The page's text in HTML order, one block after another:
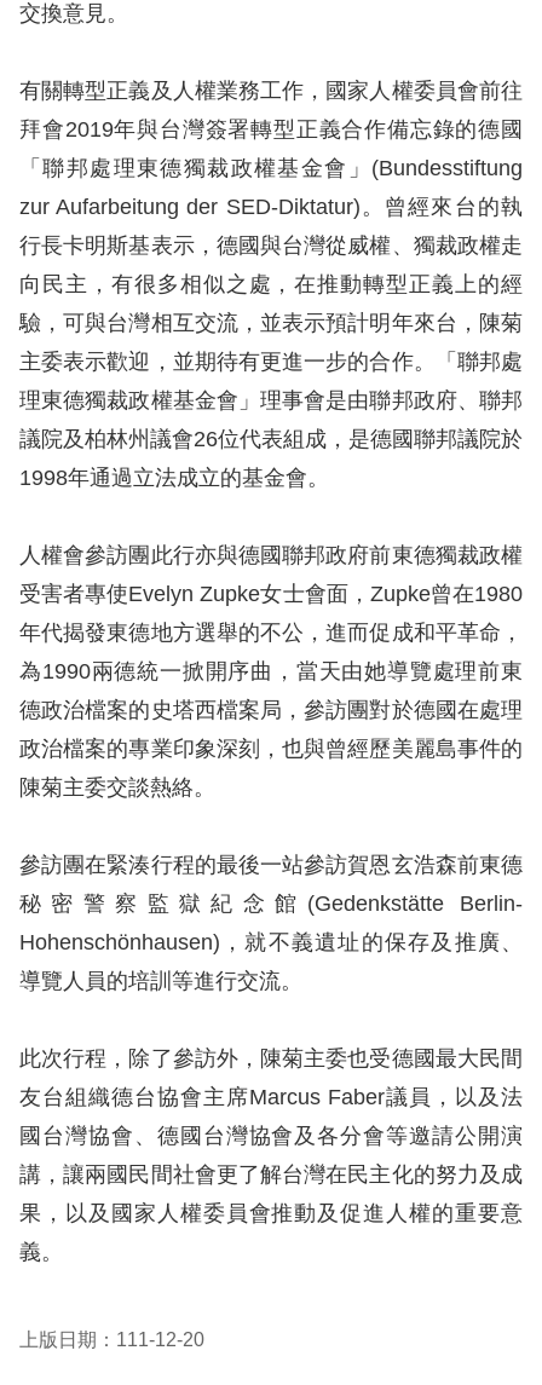
網
安
全
政
策
隱
私
權
護
政
策
政
府
網
站
料
開
放
宣
無
障
礙
網
頁
交換意見。
有關轉型正義及人權業務工作，國家人權委員會前往
拜會2019年與台灣簽署轉型正義合作備忘錄的德國
「聯邦處理東德獨裁政權基金會」(Bundesstiftung
zur Aufarbeitung der SED-Diktatur)。曾經來台的執
行長卡明斯基表示，德國與台灣從威權、獨裁政權走
向民主，有很多相似之處，在推動轉型正義上的經
驗，可與台灣相互交流，並表示預計明年來台，陳菊
主委表示歡迎，並期待有更進一步的合作。「聯邦處
理東德獨裁政權基金會」理事會是由聯邦政府、聯邦
議院及柏林州議會26位代表組成，是德國聯邦議院於
1998年通過立法成立的基金會。
人權會參訪團此行亦與德國聯邦政府前東德獨裁政權
受害者專使Evelyn Zupke女士會面，Zupke曾在1980
年代揭發東德地方選舉的不公，進而促成和平革命，
為1990兩德統一掀開序曲，當天由她導覽處理前東
德政治檔案的史塔西檔案局，參訪團對於德國在處理
政治檔案的專業印象深刻，也與曾經歷美麗島事件的
陳菊主委交談熱絡。
參訪團在緊湊行程的最後一站參訪賀恩玄浩森前東德
秘密警察監獄紀念館(Gedenkstätte Berlin-
Hohenschönhausen)，就不義遺址的保存及推廣、
導覽人員的培訓等進行交流。
此次行程，除了參訪外，陳菊主委也受德國最大民間
友台組織德台協會主席Marcus Faber議員，以及法
國台灣協會、德國台灣協會及各分會等邀請公開演
講，讓兩國民間社會更了解台灣在民主化的努力及成
果，以及國家人權委員會推動及促進人權的重要意
義。
上版日期：111-12-20